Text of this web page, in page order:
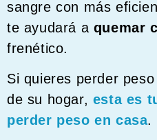
sangre con más
te ayudará a quemar
frenético.
Si quieres perder
de su hogar, esta es
perder peso en casa.